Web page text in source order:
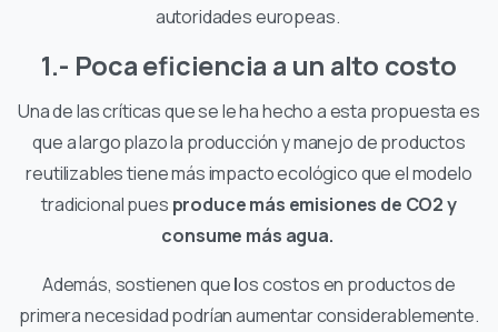
autoridades europeas.
1.- Poca eficiencia a un alto costo
Una de las críticasque se le ha hecho a esta propuesta es
que a largo plazo la producción y manejo de productos
reutilizables tiene más impacto ecológico que el modelo
tradicionalpues produce más emisiones de CO2 y
consume más agua.
Además, sostienen quelos costos en productos de
primera necesidad podrían aumentar considerablemente.